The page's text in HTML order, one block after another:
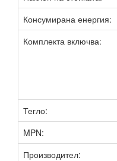
Консумирана енергия:
Комплекта включва:
Тегло:
MPN:
Производител: